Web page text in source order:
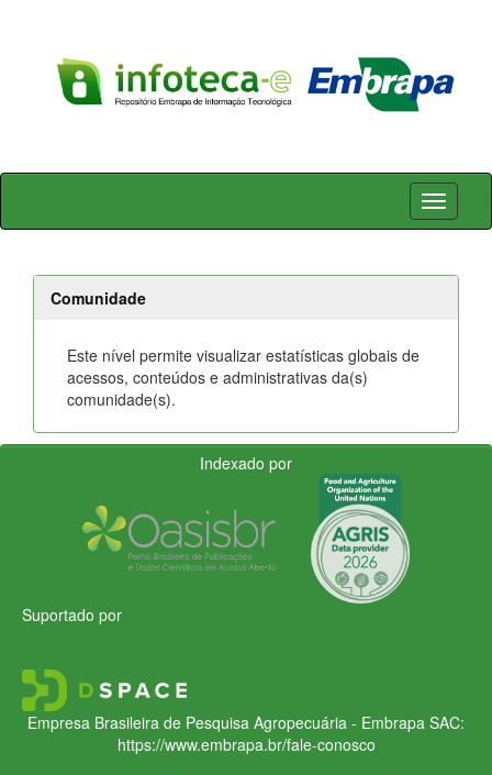
Skip
Comunidade
Este nível permite visualizar estatísticas globais de
acessos, conteúdos e administrativas da(s)
comunidade(s).
Indexado por
Suportado por
Empresa Brasileira de Pesquisa Agropecuária - Embrapa SAC:
https://www.embrapa.br/fale-conosco